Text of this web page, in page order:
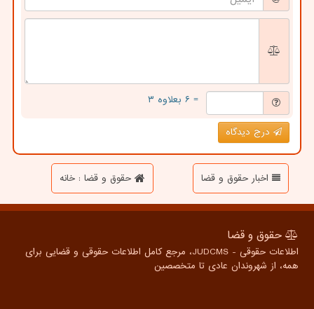
= ۶ بعلاوه ۳
درج دیدگاه
اخبار حقوق و قضا حقوق و قضا : خانه
حقوق و قضا
اطلاعات حقوقی - JUDCMS، مرجع کامل اطلاعات حقوقی و قضایی برای
همه، از شهروندان عادی تا متخصصین